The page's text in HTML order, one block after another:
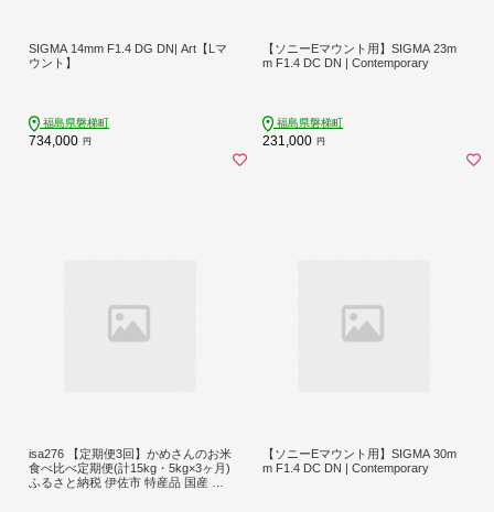
SIGMA 14mm F1.4 DG DN| Art【Lマ
ウント】
福島県磐梯町
734,000 円
【ソニーEマウント用】SIGMA 23m
m F1.4 DC DN | Contemporary
福島県磐梯町
231,000 円
isa276 【定期便3回】かめさんのお米
食べ比べ定期便(計15kg・5kg×3ヶ月)
ふるさと納税 伊佐市 特産品 国産 白
【ソニーEマウント用】SIGMA 30m
m F1.4 DC DN | Contemporary